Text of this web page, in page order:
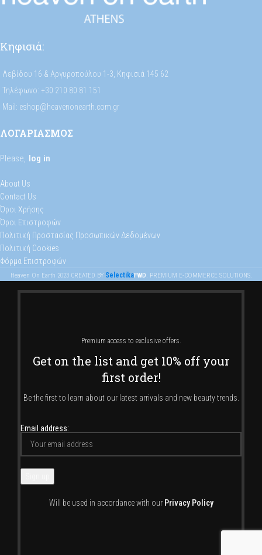
Κηφισιά:
Λεβίδου 16 & Αργυροπούλου 1-3, Κηφισιά 145 62
Τηλέφωνο: +30 210 80 81 151
Mail: eshop@heavenonearth.com.gr
ΛΟΓΑΡΙΑΣΜΟΣ
Please, log in
About Us
Contact Us
Όροι Χρήσης
Όροι Επιστροφών
Πολιτική Προστασίας Προσωπικών Δεδομένων
Πολιτική Cookies
Φόρμα Επιστροφών
Heaven On Earth 2023CREATED BY SelectikaFWD . PREMIUM E-COMMERCE SOLUTIONS.
Premium access to exclusive offers.
Get on the list and get 10% off your
first order!
Be the first to learn about our latest arrivals and new beauty trends.
Email address:
Will be used in accordance with our Privacy Policy